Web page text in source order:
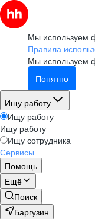
Мы используем
Правила
Мы используем
Понятно
Ищу работу
Ищу работу
Ищу работу
Ищу сотрудника
Сервисы
Помощь
Ещё
Поиск
Баргузин